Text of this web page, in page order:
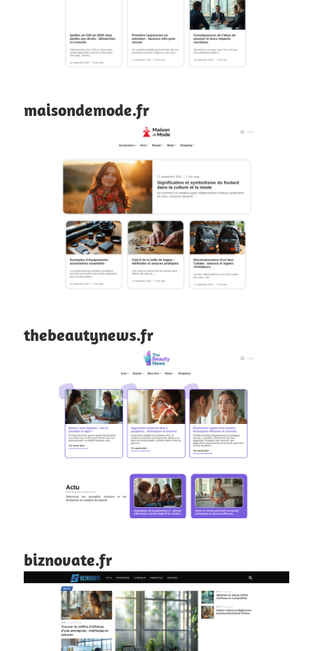
maisondemode.fr
thebeautynews.fr
biznovate.fr